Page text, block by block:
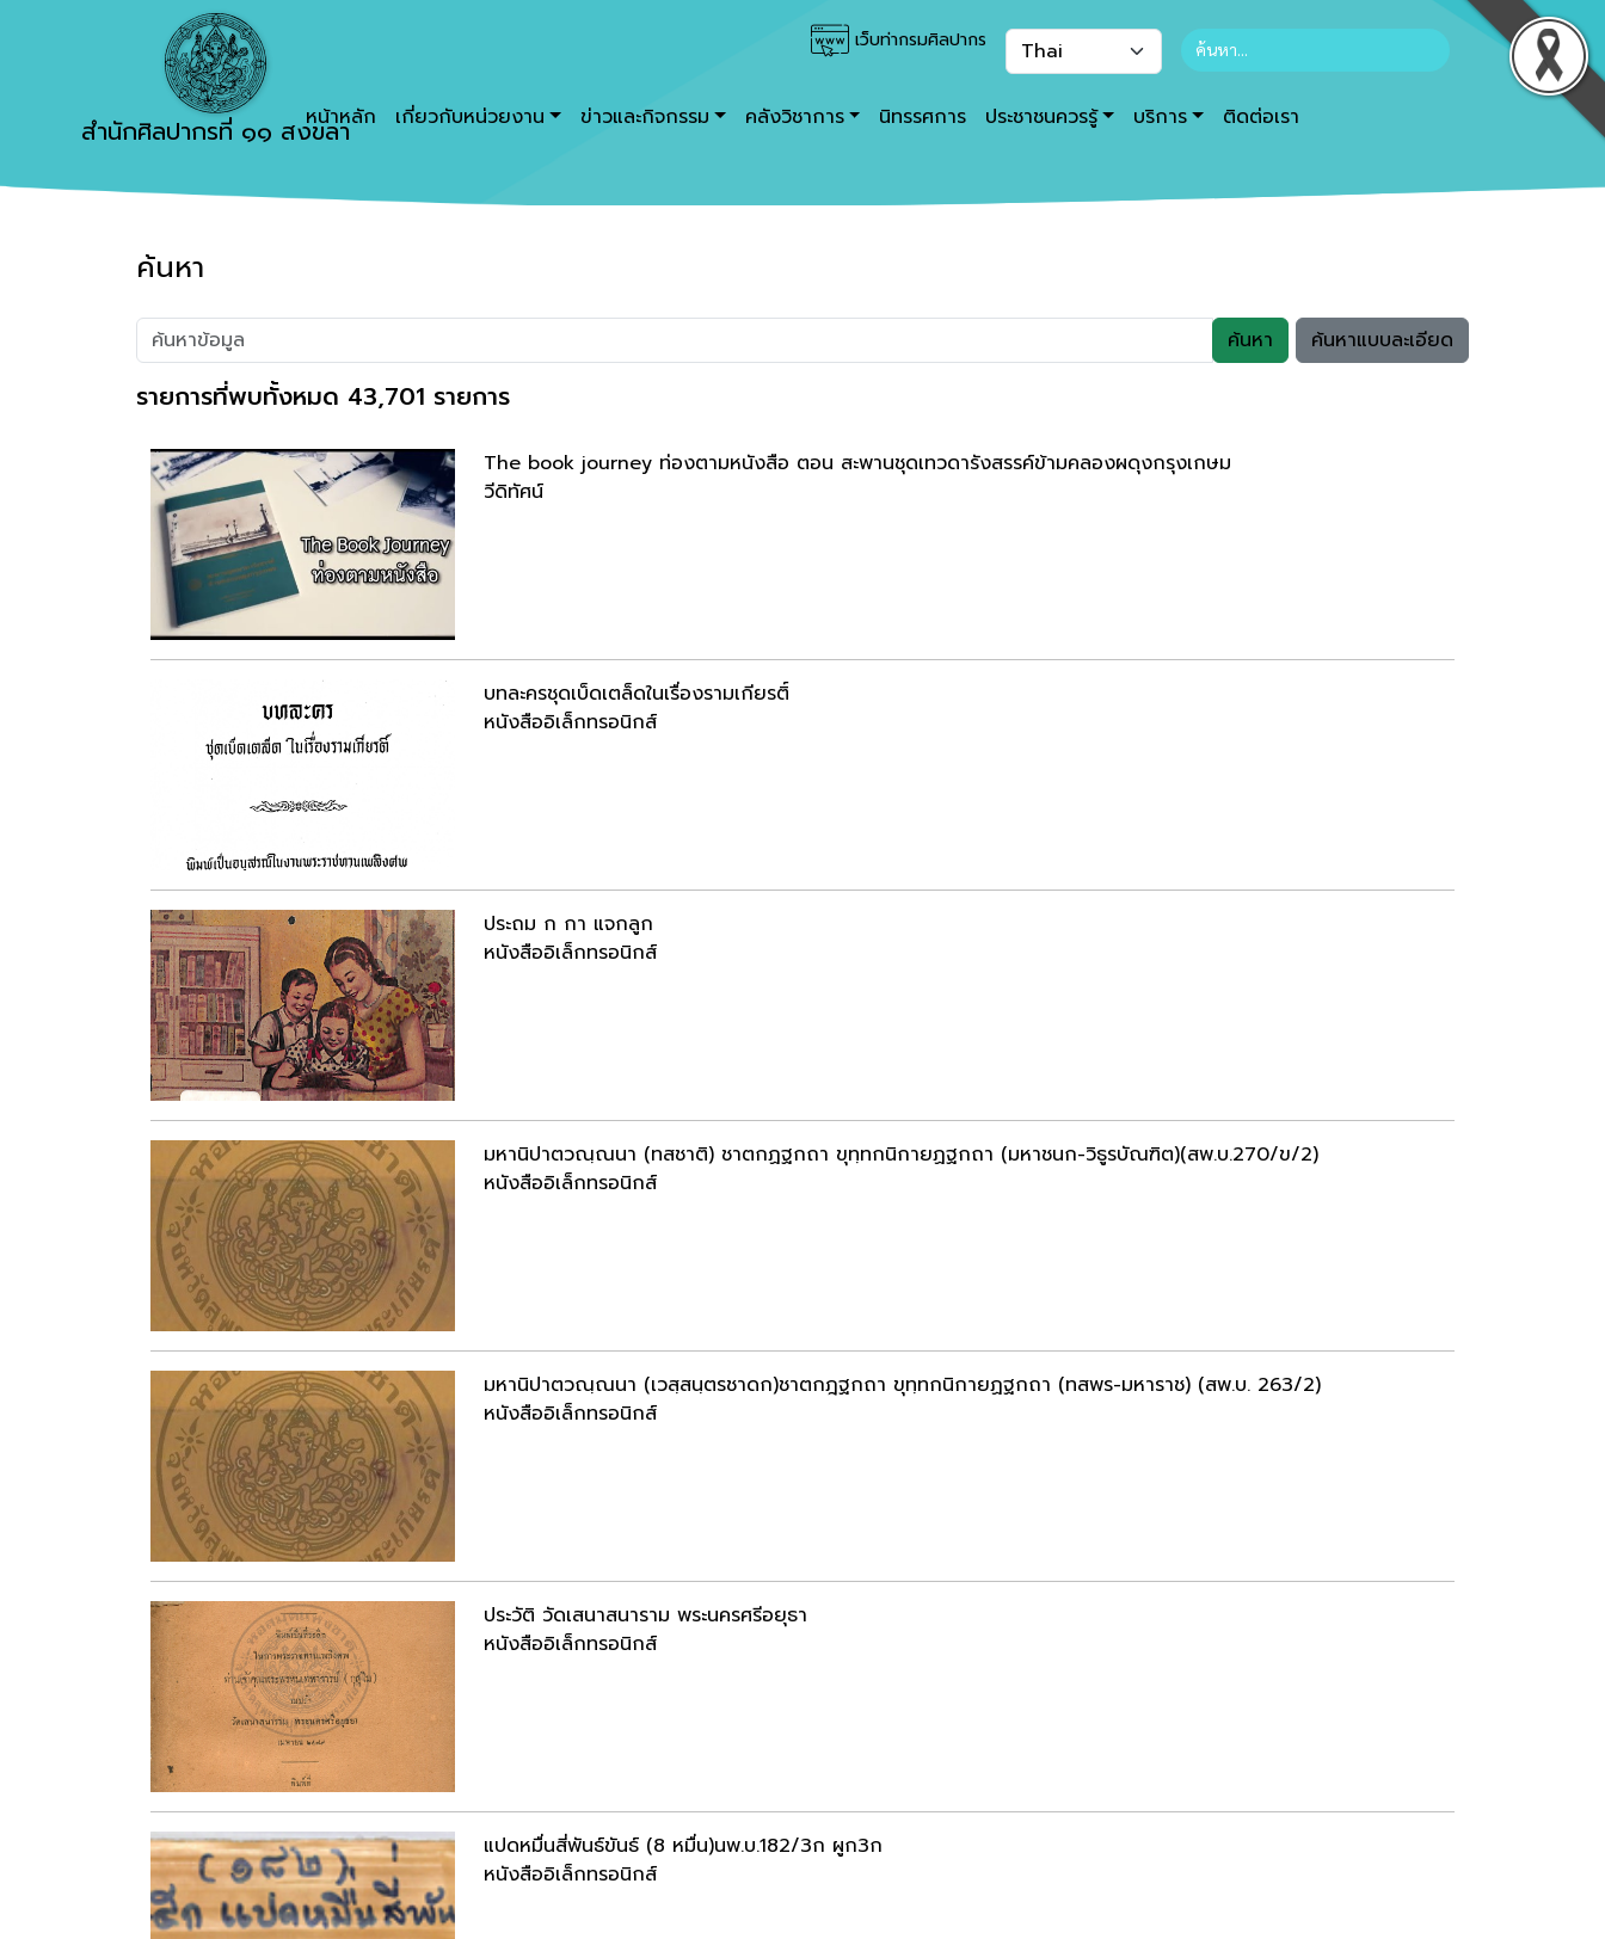
เว็บท่ากรมศิลปากร
สำนักศิลปากรที่ ๑๑ สงขลา
หน้าหลัก เกี่ยวกับหน่วยงาน ข่าวและกิจกรรม คลังวิชาการ นิทรรศการ ประชาชนควรรู้ บริการ ติดต่อเรา
ค้นหา
ค้นหา ค้นหาแบบละเอียด
รายการที่พบทั้งหมด 43,701 รายการ
The book journey ท่องตามหนังสือ ตอน สะพานชุดเทวดารังสรรค์ข้ามคลองผดุงกรุงเกษม
วีดิทัศน์
บทละครชุดเบ็ดเตล็ดในเรื่องรามเกียรติ์
หนังสืออิเล็กทรอนิกส์
ประถม ก กา แจกลูก
หนังสืออิเล็กทรอนิกส์
มหานิปาตวณฺณนา (ทสชาติ) ชาตกฏฐกถา ขุทฺทกนิกายฏฐกถา (มหาชนก-วิธูรบัณฑิต)(สพ.บ.270/ข/2)
หนังสืออิเล็กทรอนิกส์
มหานิปาตวณฺณนา (เวสฺสนฺตรชาดก)ชาตกฎฐกถา ขุทฺทกนิกายฏฐกถา (ทสพร-มหาราช) (สพ.บ. 263/2)
หนังสืออิเล็กทรอนิกส์
ประวัติ วัดเสนาสนาราม พระนครศรีอยุธา
หนังสืออิเล็กทรอนิกส์
แปดหมื่นสี่พันธ์ขันธ์ (8 หมื่น)นพ.บ.182/3ก ผูก3ก
หนังสืออิเล็กทรอนิกส์